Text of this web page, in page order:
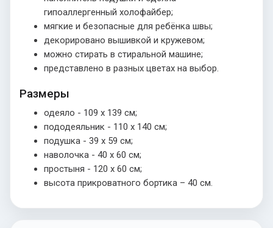
гипоаллергенный холофайбер;
мягкие и безопасные для ребёнка швы;
декорировано вышивкой и кружевом;
можно стирать в стиральной машине;
представлено в разных цветах на выбор.
Размеры
одеяло - 109 х 139 см;
пододеяльник - 110 х 140 см;
подушка - 39 х 59 см;
наволочка - 40 х 60 см;
простыня - 120 х 60 см;
высота прикроватного бортика – 40 см.